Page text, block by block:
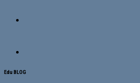
Edu BLOG